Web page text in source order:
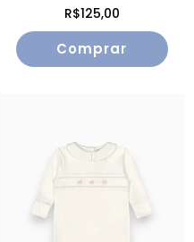
R$125,00
Comprar